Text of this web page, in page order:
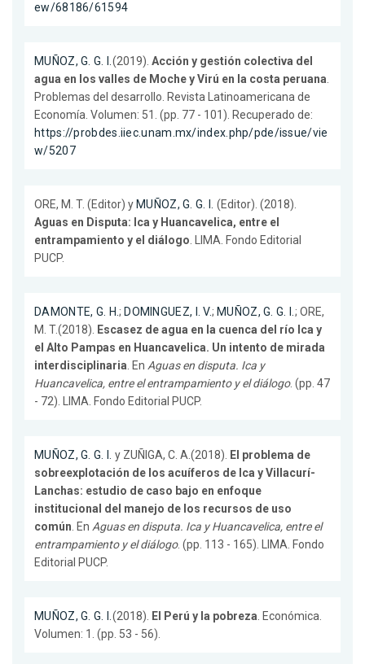
ew/68186/61594
MUÑOZ, G. G. I.(2019). Acción y gestión colectiva del
agua en los valles de Moche y Virú en la costa peruana.
Problemas del desarrollo. Revista Latinoamericana de
Economía. Volumen: 51. (pp. 77 - 101). Recuperado de:
https://probdes.iiec.unam.mx/index.php/pde/issue/vie
w/5207
ORE, M. T. (Editor) y MUÑOZ, G. G. I. (Editor). (2018).
Aguas en Disputa: Ica y Huancavelica, entre el
entrampamiento y el diálogo. LIMA. Fondo Editorial
PUCP.
DAMONTE, G. H.; DOMINGUEZ, I. V.; MUÑOZ, G. G. I.; ORE,
M. T.(2018). Escasez de agua en la cuenca del río Ica y
el Alto Pampas en Huancavelica. Un intento de mirada
interdisciplinaria. En Aguas en disputa. Ica y
Huancavelica, entre el entrampamiento y el diálogo. (pp. 47
- 72). LIMA. Fondo Editorial PUCP.
MUÑOZ, G. G. I. y ZUÑIGA, C. A.(2018). El problema de
sobreexplotación de los acuíferos de Ica y Villacurí-
Lanchas: estudio de caso bajo en enfoque
institucional del manejo de los recursos de uso
común. En Aguas en disputa. Ica y Huancavelica, entre el
entrampamiento y el diálogo. (pp. 113 - 165). LIMA. Fondo
Editorial PUCP.
MUÑOZ, G. G. I.(2018). El Perú y la pobreza. Económica.
Volumen: 1. (pp. 53 - 56).